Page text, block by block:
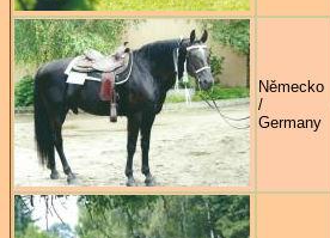
Německo
/
Germany